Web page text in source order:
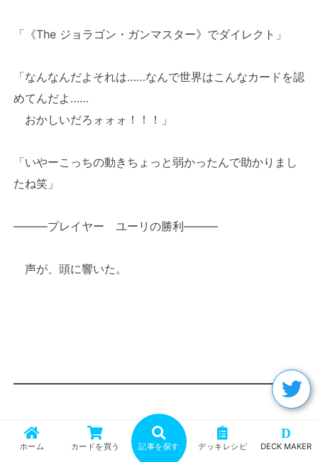
「《The ジョラゴン・ガンマスター》でダイレクト」
「なんなんだよそれは……なんで世界はこんなカードを認
めてんだよ……
おかしいだろォォォ！！！」
「いやーこっちの動きちょっと弱かったんで助かりまし
たね笑」
―――プレイヤー ユーリの勝利―――
声が、頭に響いた。
ホーム カードを買う 記事を探す デッキレシピ
D
DECK MAKER